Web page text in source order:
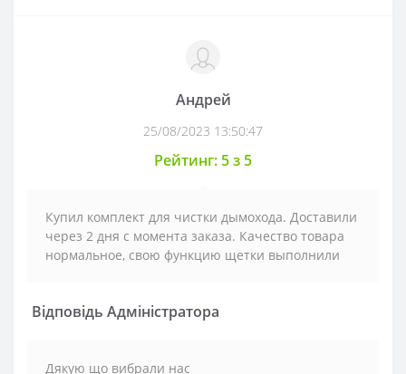
Андрей
25/08/2023 13:50:47
Рейтинг: 5 з 5
Купил комплект для чистки дымохода. Доставили
через 2 дня с момента заказа. Качество товара
нормальное, свою функцию щетки выполнили
Відповідь Адміністратора
Дякую що вибрали нас